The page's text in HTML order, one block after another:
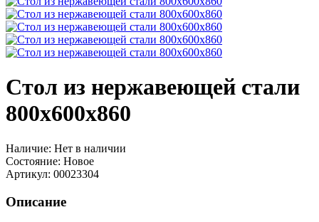
Стол из нержавеющей стали
800х600х860
Наличие: Нет в наличии
Состояние: Новое
Артикул: 00023304
Описание